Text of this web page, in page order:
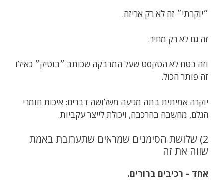
״יוקרתי״ זה לא רק אריזה.
זה גם לא רק מחיר.
וזה בטח לא הטקסט שעל המדבקה שכותב ״בוטיק״ כאילו
זה פותר הכול.
יוקרה אמיתית בתה מגיעה משלושה דברים: איכות חומרי
הגלם, מחשבה בהרכבה, ויכולת לייצר עקביות.
2) שלושת הסימנים שמראים שתערובת באמת
שווה את זה
אחד – רכיבים ברורים.